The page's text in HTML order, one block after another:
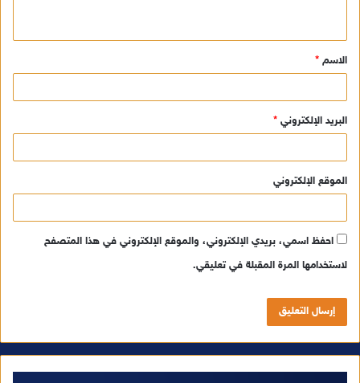
ق
*
الاسم *
البريد الإلكتروني *
الموقع الإلكتروني
احفظ اسمي، بريدي الإلكتروني، والموقع الإلكتروني في هذا المتصفح
لاستخدامها المرة المقبلة في تعليقي.